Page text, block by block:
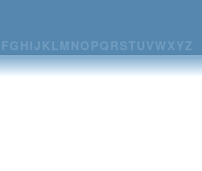
FG HIJ KLM NO PQRSTUVWXYZ